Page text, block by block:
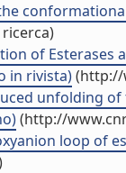
of Esterases
in rivista)(http://
unfolding
(http://
loop of